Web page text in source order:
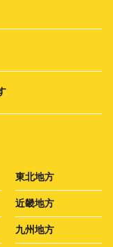
東北地方
近畿地方
九州地方